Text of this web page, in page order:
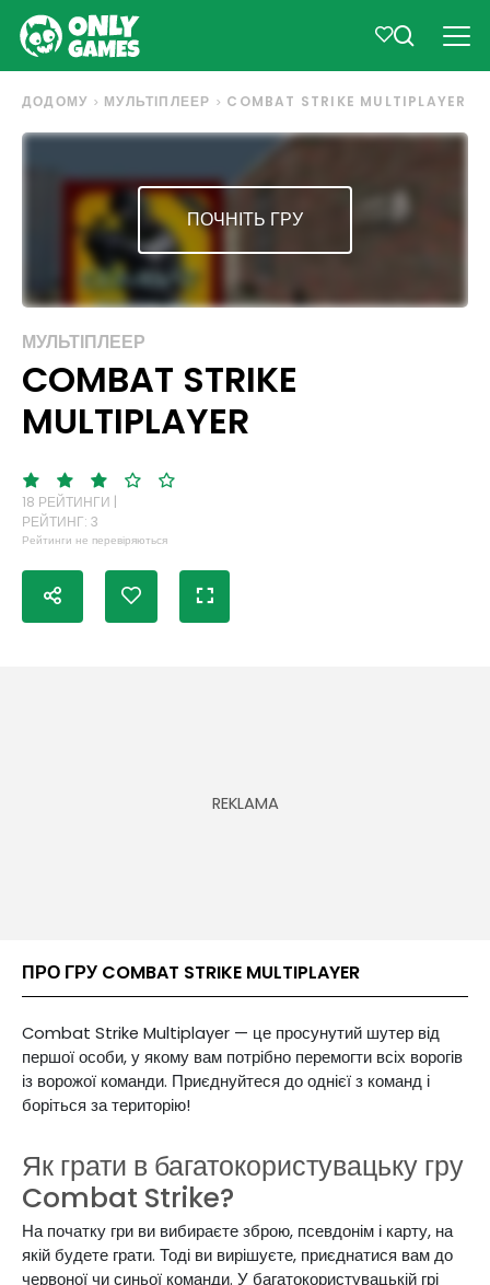
ДОДОМУ МУЛЬТІПЛЕЕР COMBAT STRIKE MULTIPLAYER
ПОЧНІТЬ ГРУ
МУЛЬТІПЛЕЕР
COMBAT STRIKE
MULTIPLAYER
18 РЕЙТИНГИ |
РЕЙТИНГ: 3
Рейтинги не перевіряються
ПРО ГРУ COMBAT STRIKE MULTIPLAYER
Combat Strike Multiplayer — це просунутий шутер від
першої особи, у якому вам потрібно перемогти всіх ворогів
із ворожої команди. Приєднуйтеся до однієї з команд і
боріться за територію!
Як грати в багатокористувацьку гру
Combat Strike?
На початку гри ви вибираєте зброю, псевдонім і карту, на
якій будете грати. Тоді ви вирішуєте, приєднатися вам до
червоної чи синьої команди. У багатокористувацькій грі